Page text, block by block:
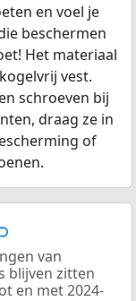
en voel je
beschermen
Het materiaal
vest.
schroeven bij
draag ze in
of
van
blijven zitten
en met 2024-